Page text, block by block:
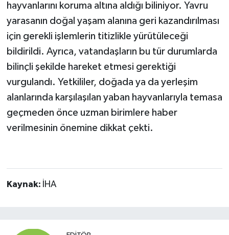
hayvanlarını koruma altına aldığı biliniyor. Yavru
yarasanın doğal yaşam alanına geri kazandırılması
için gerekli işlemlerin titizlikle yürütüleceği
bildirildi. Ayrıca, vatandaşların bu tür durumlarda
bilinçli şekilde hareket etmesi gerektiği
vurgulandı. Yetkililer, doğada ya da yerleşim
alanlarında karşılaşılan yaban hayvanlarıyla temasa
geçmeden önce uzman birimlere haber
verilmesinin önemine dikkat çekti.
Kaynak: İHA